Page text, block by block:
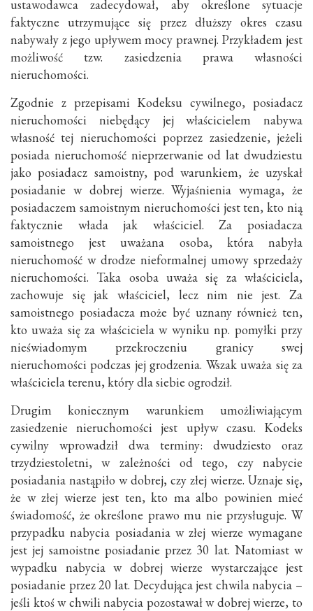
ustawodawca zadecydował, aby określone sytuacje
faktyczne utrzymujące się przez dłuższy okres czasu
nabywały z jego upływem mocy prawnej. Przykładem jest
możliwość tzw. zasiedzenia prawa własności
nieruchomości.
Zgodnie z przepisami Kodeksu cywilnego, posiadacz
nieruchomości niebędący jej właścicielem nabywa
własność tej nieruchomości poprzez zasiedzenie, jeżeli
posiada nieruchomość nieprzerwanie od lat dwudziestu
jako posiadacz samoistny, pod warunkiem, że uzyskał
posiadanie w dobrej wierze. Wyjaśnienia wymaga, że
posiadaczem samoistnym nieruchomości jest ten, kto nią
faktycznie włada jak właściciel. Za posiadacza
samoistnego jest uważana osoba, która nabyła
nieruchomość w drodze nieformalnej umowy sprzedaży
nieruchomości. Taka osoba uważa się za właściciela,
zachowuje się jak właściciel, lecz nim nie jest. Za
samoistnego posiadacza może być uznany również ten,
kto uważa się za właściciela w wyniku np. pomyłki przy
nieświadomym przekroczeniu granicy swej
nieruchomości podczas jej grodzenia. Wszak uważa się za
właściciela terenu, który dla siebie ogrodził.
Drugim koniecznym warunkiem umożliwiającym
zasiedzenie nieruchomości jest upływ czasu. Kodeks
cywilny wprowadził dwa terminy: dwudziesto oraz
trzydziestoletni, w zależności od tego, czy nabycie
posiadania nastąpiło w dobrej, czy złej wierze. Uznaje się,
że w złej wierze jest ten, kto ma albo powinien mieć
świadomość, że określone prawo mu nie przysługuje. W
przypadku nabycia posiadania w złej wierze wymagane
jest jej samoistne posiadanie przez 30 lat. Natomiast w
wypadku nabycia w dobrej wierze wystarczające jest
posiadanie przez 20 lat. Decydująca jest chwila nabycia –
jeśli ktoś w chwili nabycia pozostawał w dobrej wierze, to